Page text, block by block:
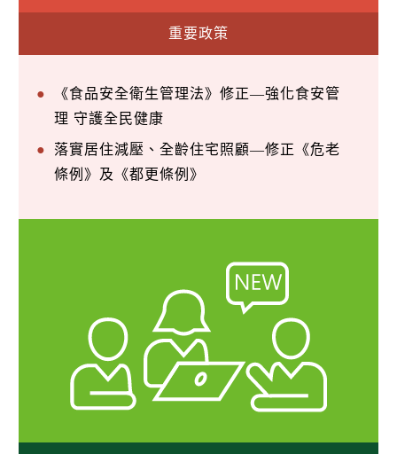
重要政策
《食品安全衛生管理法》修正—強化食安管
理 守護全民健康
落實居住減壓、全齡住宅照顧—修正《危老
條例》及《都更條例》